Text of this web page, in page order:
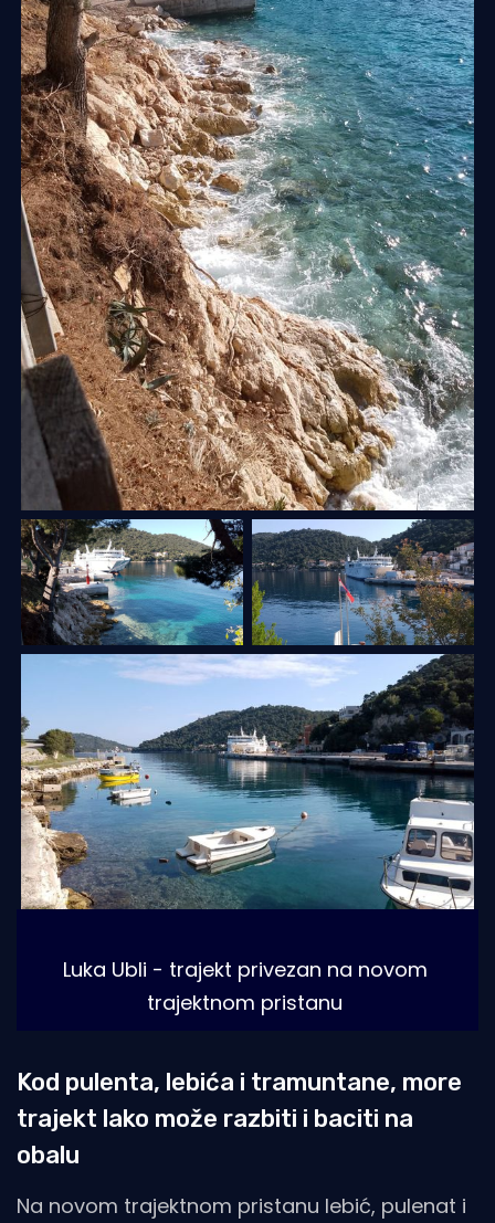
Luka Ubli - trajekt privezan na novom
trajektnom pristanu
Kod pulenta, lebića i tramuntane, more
trajekt lako može razbiti i baciti na
obalu
Na novom trajektnom pristanu lebić, pulenat i